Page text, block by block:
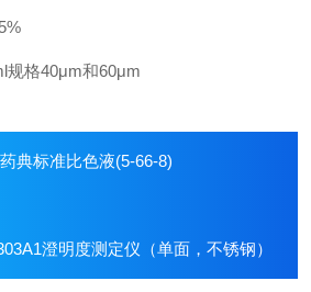
规格40μm和60μm
典标准比色液(5-66-8)
澄明度测定仪（单面，不锈钢）